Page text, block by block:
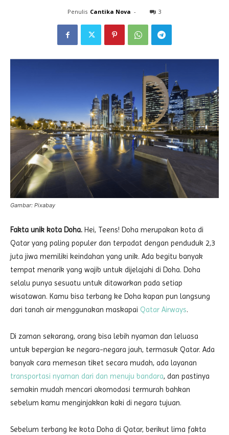
Penulis Cantika Nova - 3
Gambar: Pixabay
Fakta unik kota Doha. Hei, Teens! Doha merupakan kota di
Qatar yang paling populer dan terpadat dengan penduduk 2,3
juta jiwa memiliki keindahan yang unik. Ada begitu banyak
tempat menarik yang wajib untuk dijelajahi di Doha. Doha
selalu punya sesuatu untuk ditawarkan pada setiap
wisatawan. Kamu bisa terbang ke Doha kapan pun langsung
dari tanah air menggunakan maskapai Qatar Airways.
Di zaman sekarang, orang bisa lebih nyaman dan leluasa
untuk bepergian ke negara-negara jauh, termasuk Qatar. Ada
banyak cara memesan tiket secara mudah, ada layanan
transportasi nyaman dari dan menuju bandara, dan pastinya
semakin mudah mencari akomodasi termurah bahkan
sebelum kamu menginjakkan kaki di negara tujuan.
Sebelum terbang ke kota Doha di Qatar, berikut lima fakta